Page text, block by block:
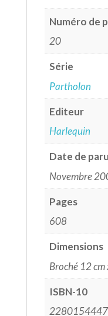
Numéro de
20
Série
Partholon
Editeur
Harlequin
Date de
Novembre
Pages
608
Dimensions
Broché 12 cm
ISBN-10
2280154447